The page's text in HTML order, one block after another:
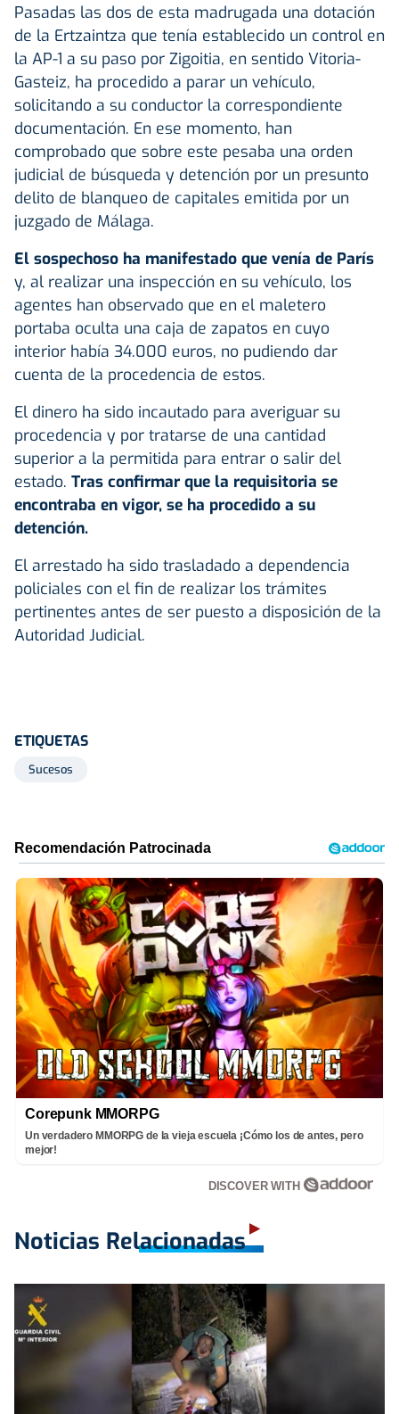
Pasadas las dos de esta madrugada una dotación
de la Ertzaintza que tenía establecido un control en
la AP-1 a su paso por Zigoitia, en sentido Vitoria-
Gasteiz, ha procedido a parar un vehículo,
solicitando a su conductor la correspondiente
documentación. En ese momento, han
comprobado que sobre este pesaba una orden
judicial de búsqueda y detención por un presunto
delito de blanqueo de capitales emitida por un
juzgado de Málaga.
El sospechoso ha manifestado que venía de París
y, al realizar una inspección en su vehículo, los
agentes han observado que en el maletero
portaba oculta una caja de zapatos en cuyo
interior había 34.000 euros, no pudiendo dar
cuenta de la procedencia de estos.
El dinero ha sido incautado para averiguar su
procedencia y por tratarse de una cantidad
superior a la permitida para entrar o salir del
estado. Tras confirmar que la requisitoria se
encontraba en vigor, se ha procedido a su
detención.
El arrestado ha sido trasladado a dependencia
policiales con el fin de realizar los trámites
pertinentes antes de ser puesto a disposición de la
Autoridad Judicial.
ETIQUETAS
Sucesos
Corepunk MMORPG
Un verdadero MMORPG de la vieja escuela ¡Cómo los de antes, pero
mejor!
DISCOVER WITH
Noticias Relacionadas